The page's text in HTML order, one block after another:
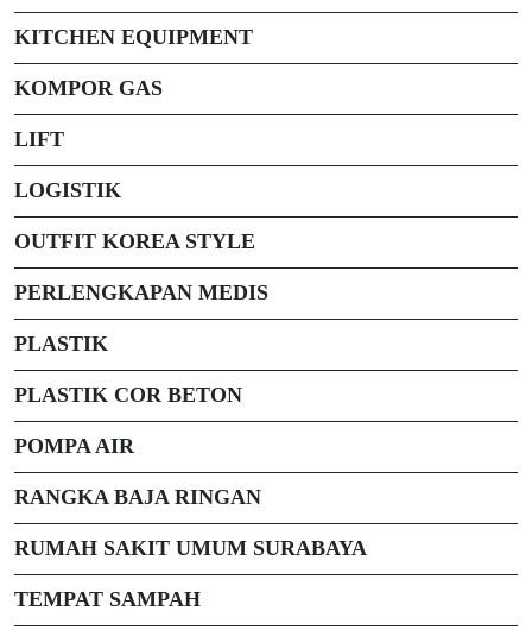
KITCHEN EQUIPMENT
KOMPOR GAS
LIFT
LOGISTIK
OUTFIT KOREA STYLE
PERLENGKAPAN MEDIS
PLASTIK
PLASTIK COR BETON
POMPA AIR
RANGKA BAJA RINGAN
RUMAH SAKIT UMUM SURABAYA
TEMPAT SAMPAH